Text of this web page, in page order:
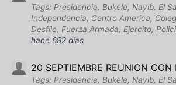
Tags: Presidencia, Bukele, Nayib, El
Independencia, Centro America,
Desfile, Fuerza Armada, Ejercito,
hace 692 días
20 SEPTIEMBRE REUNION CON
Tags: Presidencia, Bukele, Nayib, El